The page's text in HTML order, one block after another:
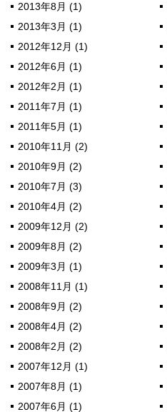
2013年8月 (1)
2013年3月 (1)
2012年12月 (1)
2012年6月 (1)
2012年2月 (1)
2011年7月 (1)
2011年5月 (1)
2010年11月 (2)
2010年9月 (2)
2010年7月 (3)
2010年4月 (2)
2009年12月 (2)
2009年8月 (2)
2009年3月 (1)
2008年11月 (1)
2008年9月 (2)
2008年4月 (2)
2008年2月 (2)
2007年12月 (1)
2007年8月 (1)
2007年6月 (1)